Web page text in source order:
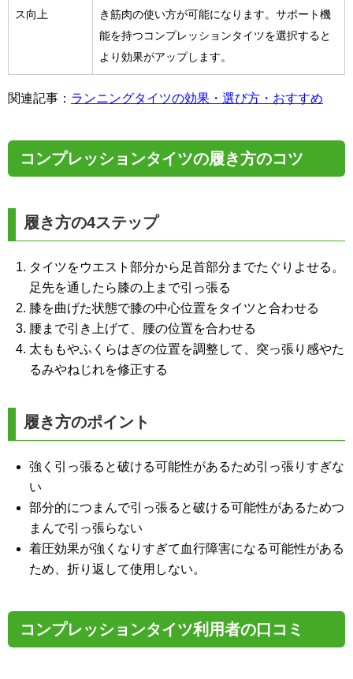
ス向上
き筋肉の使い方が可能になります。サポート機
能を持つコンプレッションタイツを選択すると
より効果がアップします。
関連記事： ランニングタイツの効果・選び方・おすすめ
コンプレッションタイツの履き方のコツ
履き方の4ステップ
タイツをウエスト部分から足首部分までたぐりよせる。
足先を通したら膝の上まで引っ張る
膝を曲げた状態で膝の中心位置をタイツと合わせる
腰まで引き上げて、腰の位置を合わせる
太ももやふくらはぎの位置を調整して、突っ張り感やた
るみやねじれを修正する
履き方のポイント
強く引っ張ると破ける可能性があるため引っ張りすぎな
い
部分的につまんで引っ張ると破ける可能性があるためつ
まんで引っ張らない
着圧効果が強くなりすぎて血行障害になる可能性がある
ため、折り返して使用しない。
コンプレッションタイツ利用者の口コミ